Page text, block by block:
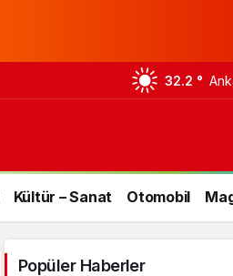
32.2 °
Kültür – Sanat Otomobil
Popüler Haberler